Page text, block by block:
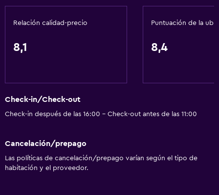
Ascensor
Comedor
Comedor
Restaurante
Bar/lounge
Relación calidad-precio
8,1
Puntuación de la
8,4
Check-in/Check-out
Check-in después de las 16:00 - Check-out antes de las 11:00
Cancelación/prepago
Las políticas de cancelación/prepago varían según el tipo de
habitación y el proveedor.